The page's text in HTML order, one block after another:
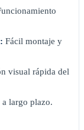
Fácil montaje y
visual rápida del
largo plazo.